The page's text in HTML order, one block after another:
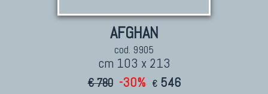
AFGHAN
cod. 9905
cm 103 x 213
€ 780 -30% € 546